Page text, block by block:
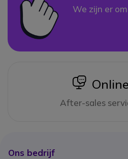
We zijn er
icon
After-sales
Ons bedrijf